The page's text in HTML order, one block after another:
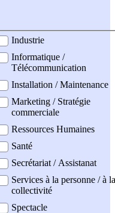
Industrie
Informatique /
Télécommunication
Installation / Maintenance
Marketing / Stratégie
commerciale
Ressources Humaines
Santé
Secrétariat / Assistanat
Services à la personne / à la
collectivité
Spectacle